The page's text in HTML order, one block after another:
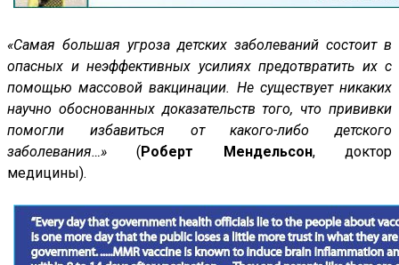
«Самая большая угроза детских заболеваний состоит в
опасных и неэффективных усилиях предотвратить их с
помощью массовой вакцинации. Не существует никаких
научно обоснованных доказательств того, что прививки
помогли избавиться от какого-либо детского
заболевания…»( Роберт Мендельсон, доктор
медицины).